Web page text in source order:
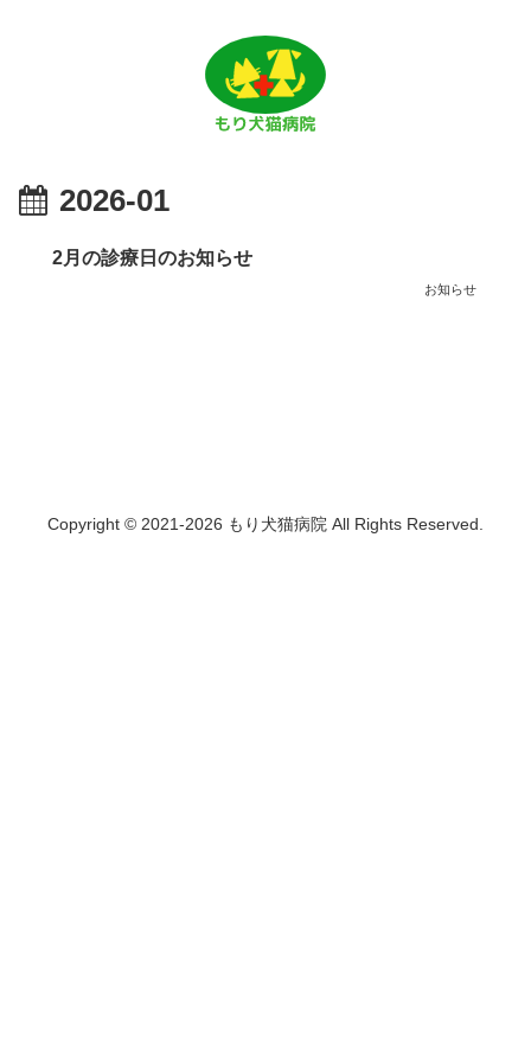
2026-01
2月の診療日のお知らせ
お知らせ
Copyright © 2021-2026 もり犬猫病院 All Rights Reserved.